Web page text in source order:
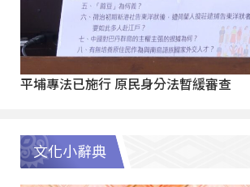
平埔專法已施行 原民身分法暫緩審查
文化小辭典